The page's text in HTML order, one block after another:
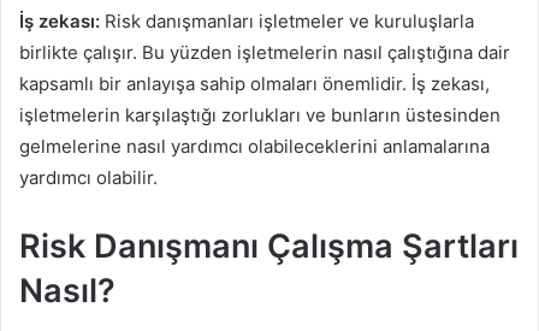
İş zekası: Risk danışmanları işletmeler ve kuruluşlarla
birlikte çalışır. Bu yüzden işletmelerin nasıl çalıştığına dair
kapsamlı bir anlayışa sahip olmaları önemlidir. İş zekası,
işletmelerin karşılaştığı zorlukları ve bunların üstesinden
gelmelerine nasıl yardımcı olabileceklerini anlamalarına
yardımcı olabilir.
Risk Danışmanı Çalışma Şartları
Nasıl?